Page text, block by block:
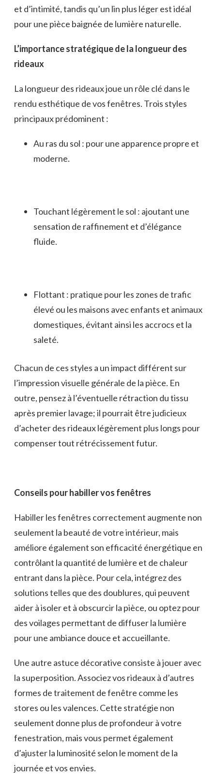
et d’intimité, tandis qu’un lin plus léger est idéal
pour une pièce baignée de lumière naturelle.
L’importance stratégique de la longueur des
rideaux
La longueur des rideaux joue un rôle clé dans le
rendu esthétique de vos fenêtres. Trois styles
principaux prédominent :
Au ras du sol : pour une apparence propre et
moderne.
Touchant légèrement le sol : ajoutant une
sensation de raffinement et d’élégance
fluide.
Flottant : pratique pour les zones de trafic
élevé ou les maisons avec enfants et animaux
domestiques, évitant ainsi les accrocs et la
saleté.
Chacun de ces styles a un impact différent sur
l’impression visuelle générale de la pièce. En
outre, pensez à l’éventuelle rétraction du tissu
après premier lavage; il pourrait être judicieux
d’acheter des rideaux légèrement plus longs pour
compenser tout rétrécissement futur.
Conseils pour habiller vos fenêtres
Habiller les fenêtres correctement augmente non
seulement la beauté de votre intérieur, mais
améliore également son efficacité énergétique en
contrôlant la quantité de lumière et de chaleur
entrant dans la pièce. Pour cela, intégrez des
solutions telles que des doublures, qui peuvent
aider à isoler et à obscurcir la pièce, ou optez pour
des voilages permettant de diffuser la lumière
pour une ambiance douce et accueillante.
Une autre astuce décorative consiste à jouer avec
la superposition. Associez vos rideaux à d’autres
formes de traitement de fenêtre comme les
stores ou les valences. Cette stratégie non
seulement donne plus de profondeur à votre
fenestration, mais vous permet également
d’ajuster la luminosité selon le moment de la
journée et vos envies.